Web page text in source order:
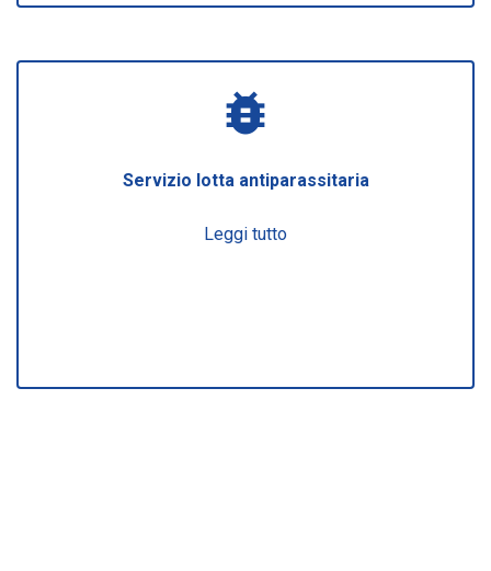
bug_report
Servizio lotta antiparassitaria
Leggi tutto